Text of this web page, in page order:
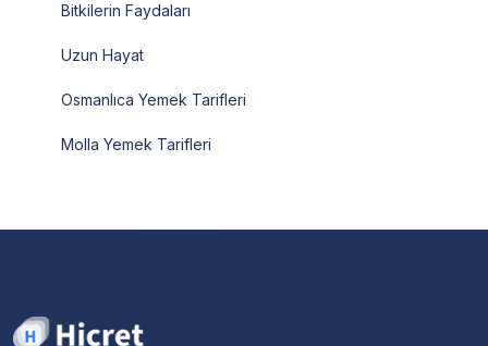
Bitkilerin Faydaları
Uzun Hayat
Osmanlıca Yemek Tarifleri
Molla Yemek Tarifleri